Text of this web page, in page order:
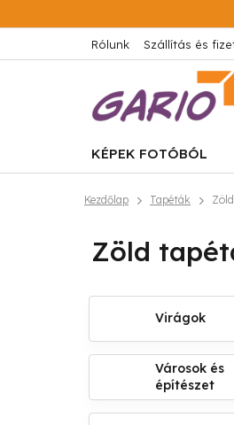
a
tartalomhoz
Rólunk Szállítás és
KÉPEK FOTÓBÓL
Kezdőlap Tapéták
Zöld
Virágok
Városok és
építészet